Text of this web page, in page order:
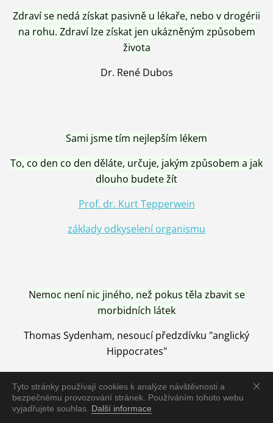
Tyto stránky používají cookies k analýze návštěvnosti a
bezpečnému provozování stránek. Používáním tohoto webu
vyjadřujete souhlas. Další informace
Zdraví se nedá získat pasivně u lékaře, nebo v drogérii
na rohu. Zdraví lze získat jen ukázněným způsobem
života
Dr. René Dubos
Sami jsme tím nejlepším lékem
To, co den co den děláte, určuje, jakým způsobem a jak
dlouho budete žít
Prof. dr. Kurt Tepperwein
základy odkyselení organismu
Nemoc není nic jiného, než pokus těla zbavit se
morbidních látek
Thomas Sydenham, nesoucí předzdívku "anglický
Hippocrates"
Nemoc je vyléčena jen pomocí Přírody, neutralizací a